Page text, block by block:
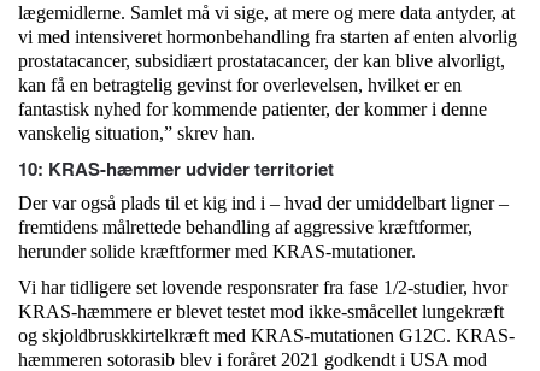
lægemidlerne. Samlet må vi sige, at mere og mere data antyder, at
vi med intensiveret hormonbehandling fra starten af enten alvorlig
prostatacancer, subsidiært prostatacancer, der kan blive alvorligt,
kan få en betragtelig gevinst for overlevelsen, hvilket er en
fantastisk nyhed for kommende patienter, der kommer i denne
vanskelig situation,” skrev han.
10: KRAS-hæmmer udvider territoriet
Der var også plads til et kig ind i – hvad der umiddelbart ligner –
fremtidens målrettede behandling af aggressive kræftformer,
herunder solide kræftformer med KRAS-mutationer.
Vi har tidligere set lovende responsrater fra fase 1/2-studier, hvor
KRAS-hæmmere er blevet testet mod ikke-småcellet lungekræft
og skjoldbruskkirtelkræft med KRAS-mutationen G12C. KRAS-
hæmmeren sotorasib blev i foråret 2021 godkendt i USA mod